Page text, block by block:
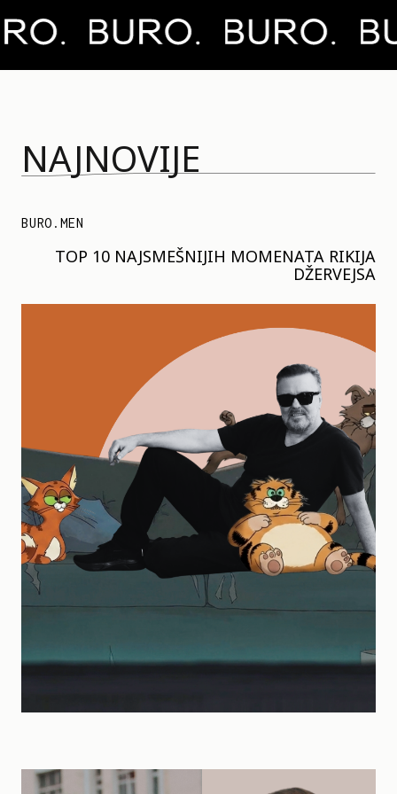
NAJNOVIJE
BURO.MEN
TOP 10 NAJSMEŠNIJIH MOMENATA RIKIJA
DŽERVEJSA